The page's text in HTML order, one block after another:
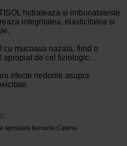
hidrateaza si imbunatateste
integritatea, elasticitatea si
cu mucoasa nazala, fiind o
apropiat de cel fiziologic.
efecte nedorite asupra
apropiata farmacie Catena